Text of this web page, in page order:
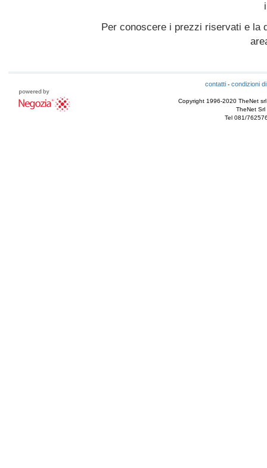
Per conoscere i prezzi riservati e la
contatti- condizioni
Copyright 1996-2020 TheNet
TheNet Srl
Tel 081/